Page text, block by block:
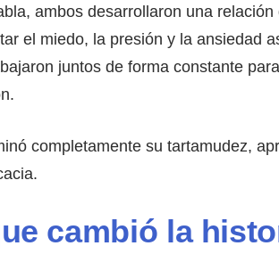
ambos desarrollaron una
el miedo, la presión y la ansiedad
juntos de forma constante
completamente su tartamudez,
cambió la